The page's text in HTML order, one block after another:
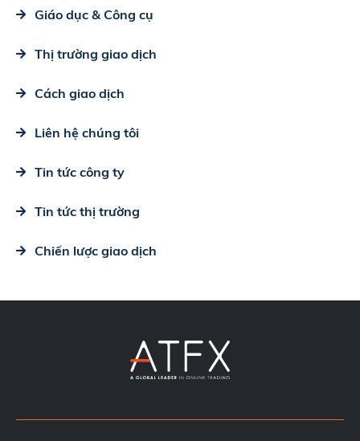
Giáo dục & Công cụ
Thị trường giao dịch
Cách giao dịch
Liên hệ chúng tôi
Tin tức công ty
Tin tức thị trường
Chiến lược giao dịch